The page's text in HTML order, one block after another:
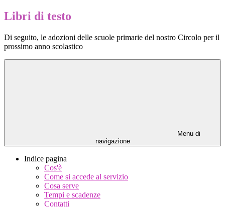
Libri di testo
Di seguito, le adozioni delle scuole primarie del nostro Circolo per il
prossimo anno scolastico
Menu di
navigazione
Indice pagina
Cos'è
Come si accede al servizio
Cosa serve
Tempi e scadenze
Contatti